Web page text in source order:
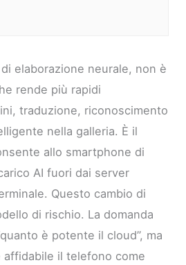
di elaborazione neurale, non è
rende più rapidi
traduzione, riconoscimento
nella galleria. È il
allo smartphone di
AI fuori dai server
Questo cambio di
di rischio. La domanda
è potente il cloud”, ma
affidabile il telefono come